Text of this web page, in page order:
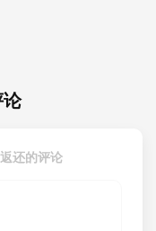
还的评论